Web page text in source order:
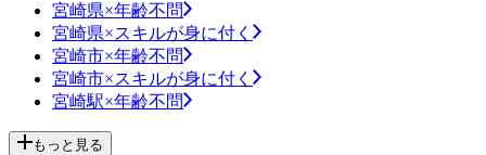
宮崎県×年齢不問
宮崎県×スキルが身に付く
宮崎市×年齢不問
宮崎市×スキルが身に付く
宮崎駅×年齢不問
もっと見る